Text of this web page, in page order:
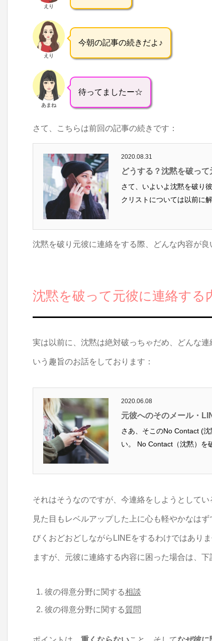
えり
えり
今朝の記事の続きだよ♪
あまね
待ってましたー☆
さて、こちらは前回の記事の続きです：
2020.08.31
どうする？沈黙を破って
さて、いよいよ沈黙を破り
クリストについては以前に
沈黙を破り元彼に連絡をする際、どんな内容が良
沈黙を破って元彼に連絡する
実は以前に、沈黙は絶対破っちゃだめ、どんな
いう趣旨のお話をしております：
2020.06.08
元彼へのそのメール・
さあ、そこのNo Contact (
い。 No Contact（沈黙）を
それはそうなのですが、今連絡をしようとして
見た目もレベルアップした上に心も軽やかなは
びくおどおどしながらLINEをするわけではあり
ますが、元彼に連絡する内容に困った場合は、下
彼の得意分野に関する相談
彼の得意分野に関する質問